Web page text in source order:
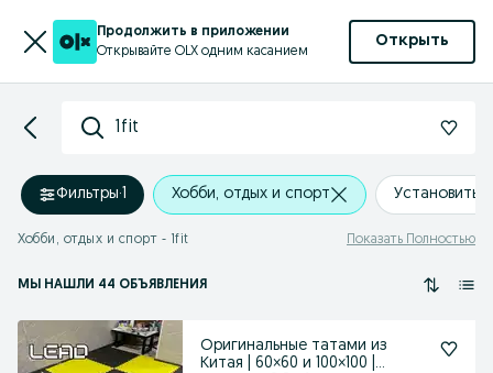
Продолжить в приложении
Открывайте OLX одним касанием
Открыть
1fit
Фильтры·1 Хобби, отдых и спорт Установить
Хобби, отдых и спорт - 1fit Показать Полностью
МЫ НАШЛИ 44 ОБЪЯВЛЕНИЯ
Оригинальные татами из
Китая | 60×60 и 100×100 |